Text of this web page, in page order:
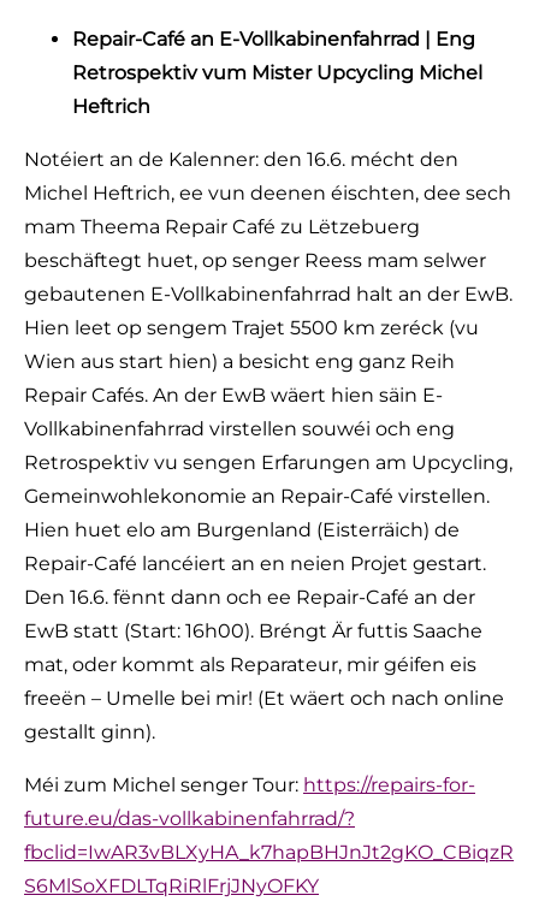
Repair-Café an E-Vollkabinenfahrrad | Eng
Retrospektiv vum Mister Upcycling Michel
Heftrich
Notéiert an de Kalenner: den 16.6. mécht den
Michel Heftrich, ee vun deenen éischten, dee sech
mam Theema Repair Café zu Lëtzebuerg
beschäftegt huet, op senger Reess mam selwer
gebautenen E-Vollkabinenfahrrad halt an der EwB.
Hien leet op sengem Trajet 5500 km zeréck (vu
Wien aus start hien) a besicht eng ganz Reih
Repair Cafés. An der EwB wäert hien säin E-
Vollkabinenfahrrad virstellen souwéi och eng
Retrospektiv vu sengen Erfarungen am Upcycling,
Gemeinwohlekonomie an Repair-Café virstellen.
Hien huet elo am Burgenland (Eisterräich) de
Repair-Café lancéiert an en neien Projet gestart.
Den 16.6. fënnt dann och ee Repair-Café an der
EwB statt (Start: 16h00). Bréngt Är futtis Saache
mat, oder kommt als Reparateur, mir géifen eis
freeën – Umelle bei mir! (Et wäert och nach online
gestallt ginn).
Méi zum Michel senger Tour: https://repairs-for-
future.eu/das-vollkabinenfahrrad/?
fbclid=IwAR3vBLXyHA_k7hapBHJnJt2gKO_CBiqzR
S6MlSoXFDLTqRiRlFrjJNyOFKY